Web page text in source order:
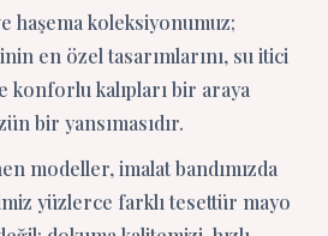
haşema koleksiyonumuz;
en özel tasarımlarını, su itici
konforlu kalıpları bir araya
bir yansımasıdır.
modeller, imalat bandımızda
yüzlerce farklı tesettür mayo